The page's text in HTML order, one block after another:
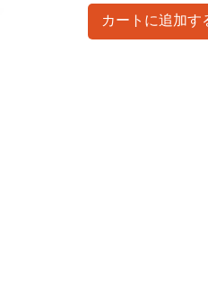
カートに追加す